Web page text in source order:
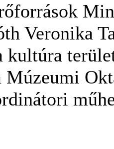
Veronika
kultúra
Múzeumi